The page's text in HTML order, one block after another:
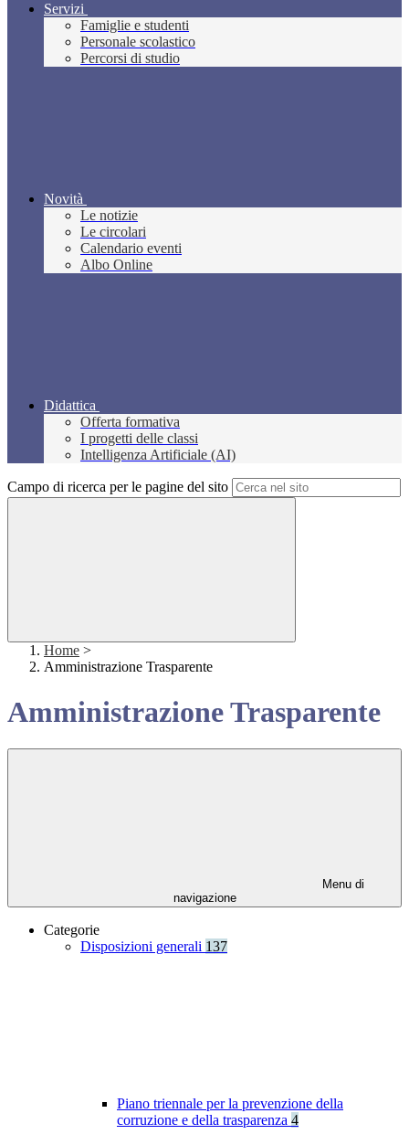
Servizi
Famiglie e studenti
Personale scolastico
Percorsi di studio
Novità
Le notizie
Le circolari
Calendario eventi
Albo Online
Didattica
Offerta formativa
I progetti delle classi
Intelligenza Artificiale (AI)
Campo di ricerca per le pagine del sito
Home >
Amministrazione Trasparente
Amministrazione Trasparente
Menu di
navigazione
Categorie
Disposizioni generali 137
Piano triennale per la prevenzione della
corruzione e della trasparenza 4